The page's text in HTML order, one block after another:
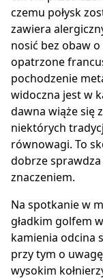
czemu połysk
zawiera
nosić bez obaw
opatrzone
pochodzenie
widoczna jest w
dawna wiąże się
niektórych
równowagi. To
dobrze
znaczeniem.
Na spotkanie w
gładkim golfem
kamienia odcina
przy tym o
wysokim